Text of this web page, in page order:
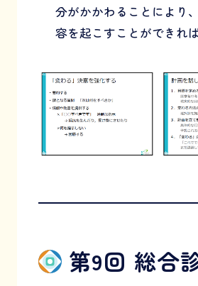
分がかかわることにより
容を起こすことができれ
第9回 総合